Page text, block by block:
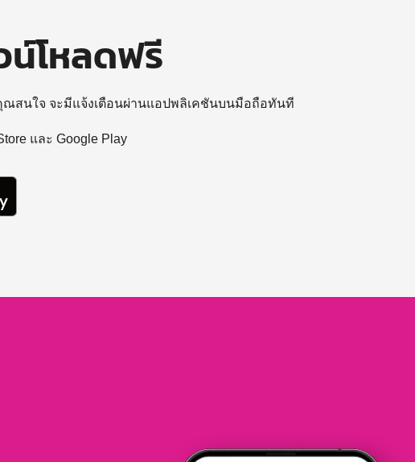
โหลดฟรี
ณสนใจ จะมีแจ้งเตือนผ่านแอปพลิเคชันบนมือถือทันที
และ Google Play